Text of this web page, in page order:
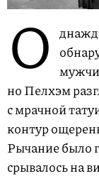
О
но Пелхэм
с мрачной
контур
Рычание было
срывалось на